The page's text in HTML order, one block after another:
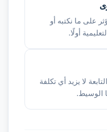
على ما نكتبه أو
أولًا.
لا يزيد أي تكلفة
الوسيط.